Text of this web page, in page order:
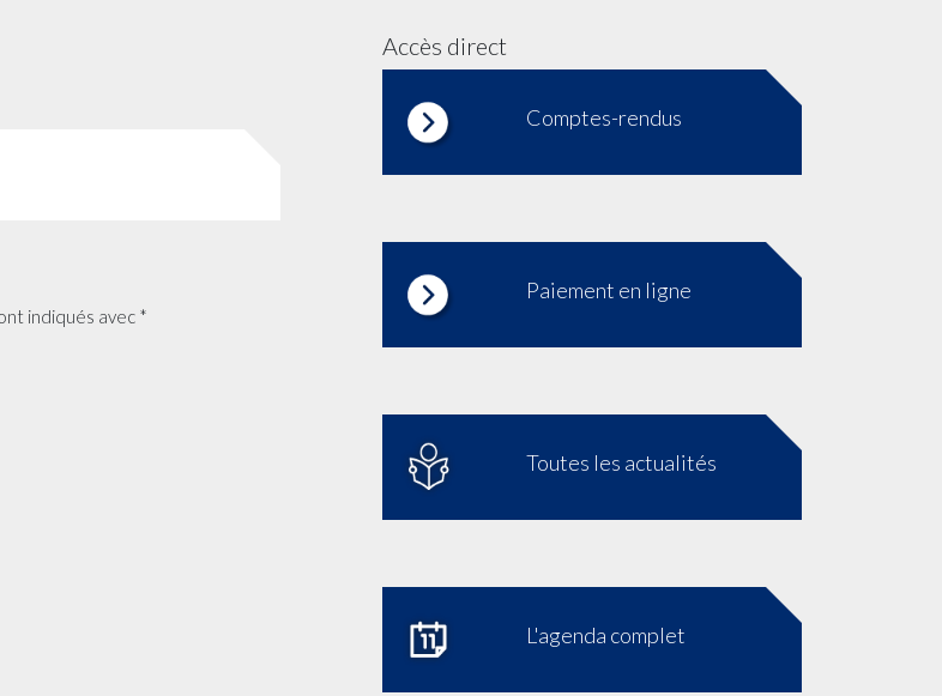
indiqués avec *
Accès direct
Comptes-rendus
Paiement en ligne
Toutes les actualités
L'agenda complet